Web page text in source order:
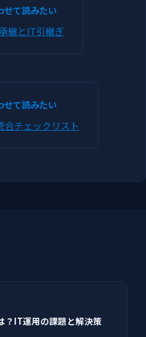
せて読みたい
継とIT引継ぎ
せて読みたい
チェックリスト
？IT運用の課題と解決策